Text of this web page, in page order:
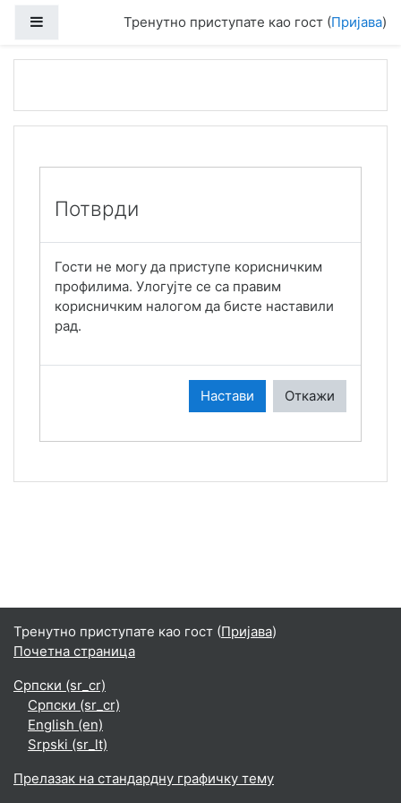
Бочни панелТренутно приступате као гост (Пријава)
Потврди
Гости не могу да приступе корисничким
профилима. Улогујте се са правим
корисничким налогом да бисте наставили
рад.
Настави Откажи
Тренутно приступате као гост (Пријава)
Почетна страница
Српски ‎(sr_cr)‎
Српски ‎(sr_cr)‎
English ‎(en)‎
Srpski ‎(sr_lt)‎
Прелазак на стандардну графичку тему